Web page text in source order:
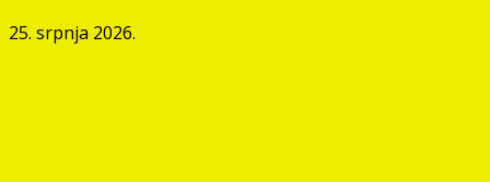
25. srpnja 2026.